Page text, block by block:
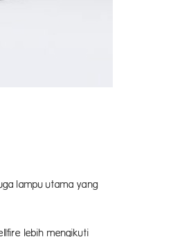
lampu utama yang
lebih mengikuti